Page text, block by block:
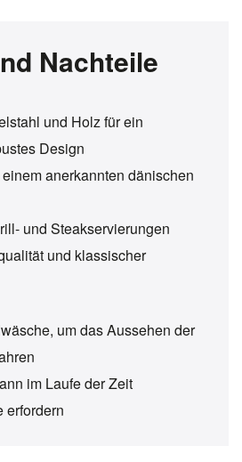
Nachteile
und Holz für ein
Design
anerkannten dänischen
und Steakservierungen
und klassischer
um das Aussehen der
im Laufe der Zeit
erfordern